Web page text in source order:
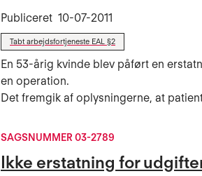
Publiceret 10-07-2011
Tabt arbejdsfortjeneste EAL §2
En 53-årig kvinde blev påført en
en operation.
Det fremgik af oplysningerne, at
SAGSNUMMER 03-2789
Ikke erstatning for